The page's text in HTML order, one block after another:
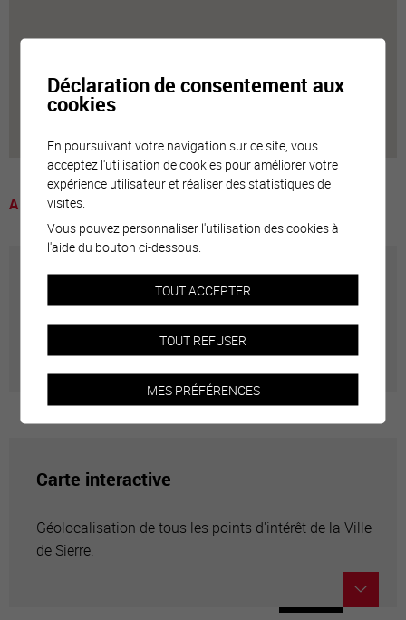
A voir
Annuaire communal
Adresses utiles en ville de Sierre
Carte interactive
Géolocalisation de tous les points d'intérêt de la Ville
de Sierre.
Déclaration de consentement aux
cookies
En poursuivant votre navigation sur ce site, vous
acceptez l'utilisation de cookies pour améliorer votre
expérience utilisateur et réaliser des statistiques de
visites.
Vous pouvez personnaliser l'utilisation des cookies à
l'aide du bouton ci-dessous.
TOUT ACCEPTER
TOUT REFUSER
MES PRÉFÉRENCES